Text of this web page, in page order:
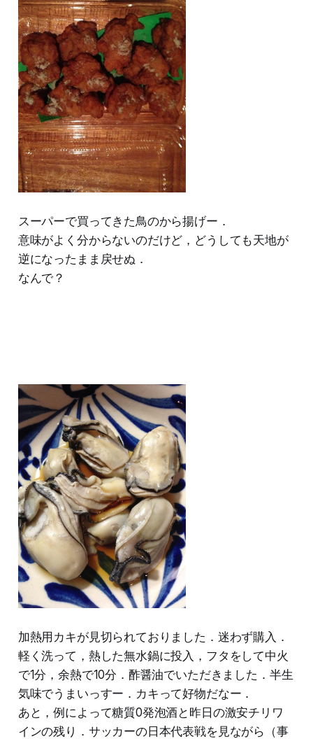
スーパーで買ってきた鳥のから揚げー．
意味がよく分からないのだけど，どうしても天地が
逆になったまま戻せぬ．
なんで？
加熱用カキが見切られておりました．迷わず購入．
軽く洗って，熱した無水鍋に投入，フタをして中火
で1分，余熱で10分．酢醤油でいただきました．半生
気味でうまいっすー．カキって好物だなー．
あと，例によって糖質0発泡酒と昨日の激安チリワ
インの残り．サッカーの日本代表戦を見ながら（事